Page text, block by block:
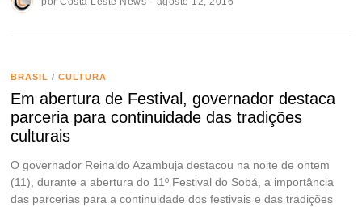
BRASIL / CULTURA
Em abertura de Festival, governador destaca
parceria para continuidade das tradições
culturais
O governador Reinaldo Azambuja destacou na noite de ontem
(11), durante a abertura do 11º Festival do Sobá, a importância
das parcerias para a continuidade dos festivais e das tradições